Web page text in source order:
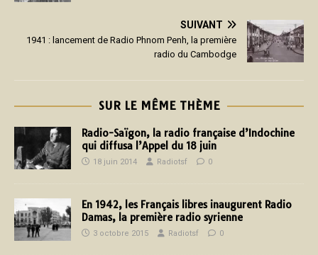
SUIVANT
1941 : lancement de Radio Phnom Penh, la première
radio du Cambodge
SUR LE MÊME THÈME
Radio-Saïgon, la radio française d’Indochine
qui diffusa l’Appel du 18 juin
18 juin 2014 Radiotsf 0
En 1942, les Français libres inaugurent Radio
Damas, la première radio syrienne
3 octobre 2015 Radiotsf 0